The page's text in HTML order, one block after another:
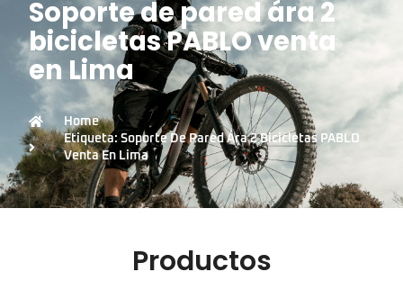
Soporte de pared ára 2
bicicletas PABLO venta
en Lima
Home
Etiqueta: Soporte De Pared Ára 2 Bicicletas PABLO
Venta En Lima
Productos